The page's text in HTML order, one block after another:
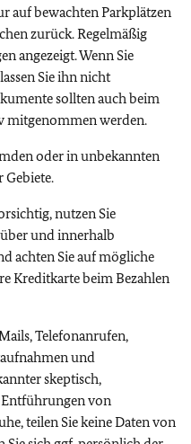
auf bewachten Parkplätzen
zurück. Regelmäßig
angezeigt. Wenn Sie
Sie ihn nicht
sollten auch beim
mitgenommen werden.
oder in unbekannten
Gebiete.
nutzen Sie
und innerhalb
achten Sie auf mögliche
Kreditkarte beim Bezahlen
Telefonanrufen,
und
skeptisch,
Entführungen von
teilen Sie keine Daten von